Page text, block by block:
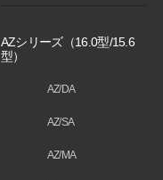
AZシリーズ（16.0型/15.6
型）
AZ/DA
AZ/SA
AZ/MA